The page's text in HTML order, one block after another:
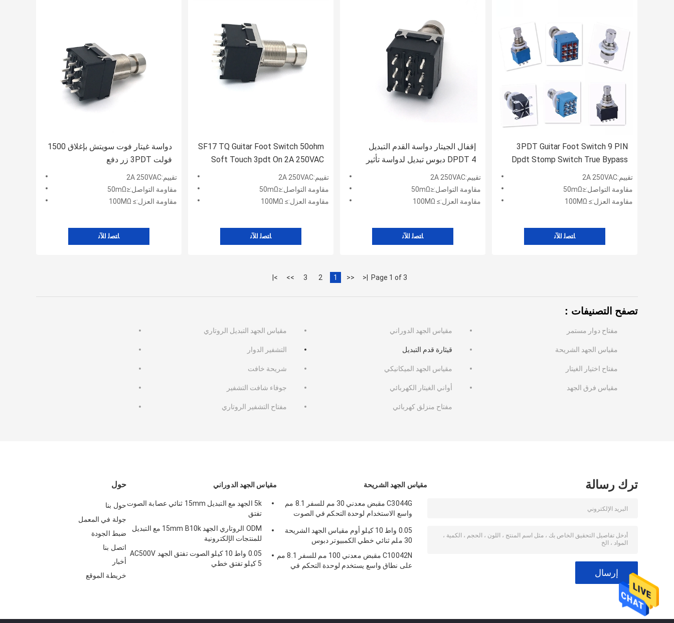
دواسة غيتار فوت سويتش بإغلاق 1500
فولت 3PDT زر دفع
تقييم:2A 250VAC
مقاومة التواصل:≤50mΩ
مقاومة العزل:≥ 100MΩ
ﺎﺘﺼﻟ ﺍﻶﻧ
SF17 TQ Guitar Foot Switch 50ohm
Soft Touch 3pdt On 2A 250VAC
تقييم:2A 250VAC
مقاومة التواصل:≤50mΩ
مقاومة العزل:≥ 100MΩ
ﺎﺘﺼﻟ ﺍﻶﻧ
إقفال الجيتار دواسة القدم التبديل
DPDT 4 دبوس تبديل لدواسة تأثير
الغيتارتقييم:2A 250VAC
مقاومة التواصل:≤50mΩ
مقاومة العزل:≥ 100MΩ
ﺎﺘﺼﻟ ﺍﻶﻧ
3PDT Guitar Foot Switch 9 PIN
Dpdt Stomp Switch True Bypass
تقييم:2A 250VAC
مقاومة التواصل:≤50mΩ
مقاومة العزل:≥ 100MΩ
ﺎﺘﺼﻟ ﺍﻶﻧ
Page 1 of 3
|<
<<
1
2
3
>>
>|
تصفح التصنيفات：
مقياس الجهد التبديل الروتاري مقياس الجهد الدوراني مفتاح دوار مستمر
التشفير الدوار قيثارة قدم التبديل مقياس الجهد الشريحة
شريحة خافت مقياس الجهد الميكانيكي مفتاح اختيار الغيتار
جوفاء شافت التشفير أواني الغيتار الكهربائي مقياس فرق الجهد
مفتاح التشفير الروتاري مفتاح منزلق كهربائي
حول
حول بنا
جولة في المعمل
ضبط الجودة
اتصل بنا
أخبار
خريطة الموقع
مقياس الجهد الدوراني
5k الجهد مع التبديل 15mm ثنائي عصابة الصوت
تفتق
ODM الروتاري الجهد 15mm B10k مع التبديل
للمنتجات الإلكترونية
0.05 واط 10 كيلو الصوت تفتق الجهد AC500V
5 كيلو تفتق خطي
مقياس الجهد الشريحة
C3044G مقبض معدني 30 مم للسفر 8.1 مم
واسع الاستخدام لوحدة التحكم في الصوت
0.05 واط 10 كيلو أوم مقياس الجهد الشريحة
30 ملم ثنائي خطي الكمبيوتر دبوس
C10042N مقبض معدني 100 مم للسفر 8.1 مم
على نطاق واسع يستخدم لوحدة التحكم في
ترك رسالة